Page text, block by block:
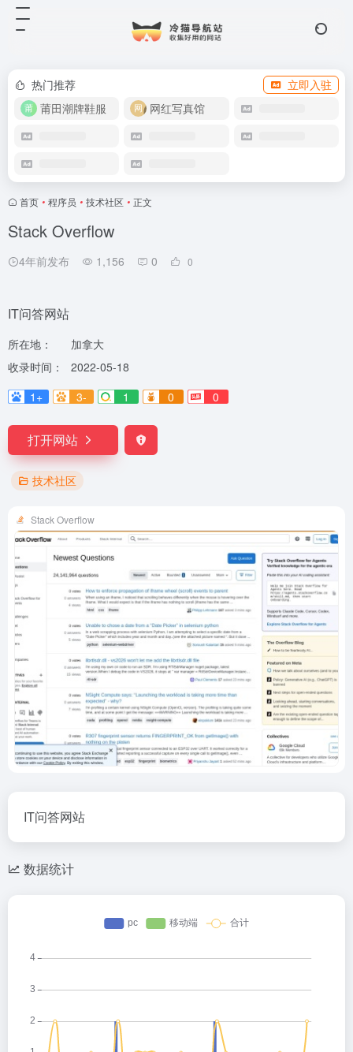
热门推荐
立即入驻
莆田潮牌鞋服
网红写真馆
首页 • 程序员 • 技术社区 • 正文
Stack Overflow
4年前发布 1,156 0 0
IT问答网站
所在地：
加拿大
收录时间：
2022-05-18
1+
3- 1 0 0
打开网站
技术社区
Stack Overflow
IT问答网站
数据统计